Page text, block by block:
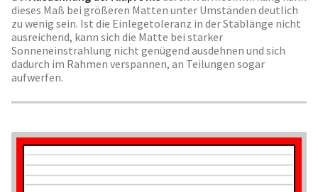
dieses Maß bei größeren Matten unter Umständen deutlich
zu wenig sein. Ist die Einlegetoleranz in der Stablänge nicht
ausreichend, kann sich die Matte bei starker
Sonneneinstrahlung nicht genügend ausdehnen und sich
dadurch im Rahmen verspannen, an Teilungen sogar
aufwerfen.